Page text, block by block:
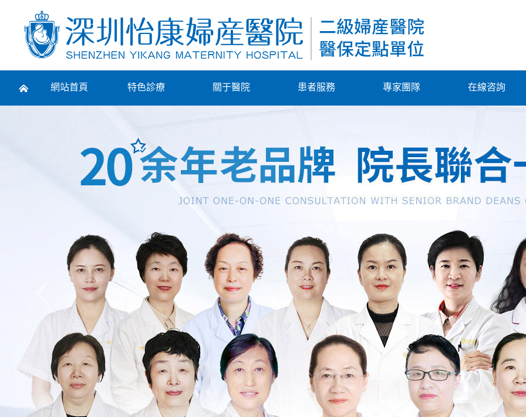
網站首頁 特色診療 關于醫院 患者服務 專家團隊 在線咨詢
Prev